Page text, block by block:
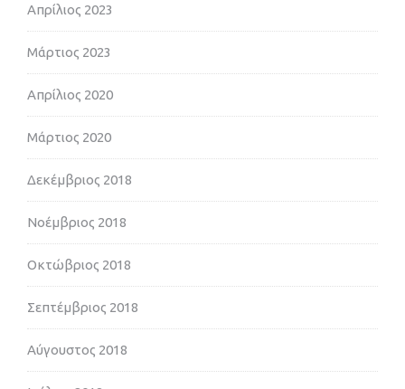
Απρίλιος 2023
Μάρτιος 2023
Απρίλιος 2020
Μάρτιος 2020
Δεκέμβριος 2018
Νοέμβριος 2018
Οκτώβριος 2018
Σεπτέμβριος 2018
Αύγουστος 2018